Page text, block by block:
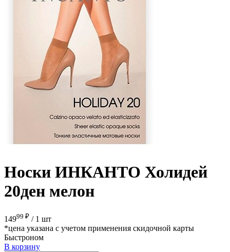
Носки ИНКАНТО Холидей
20ден мелон
14999 ₽ / 1 шт
*цена указана с учетом применения скидочной карты
Быстроном
В корзину